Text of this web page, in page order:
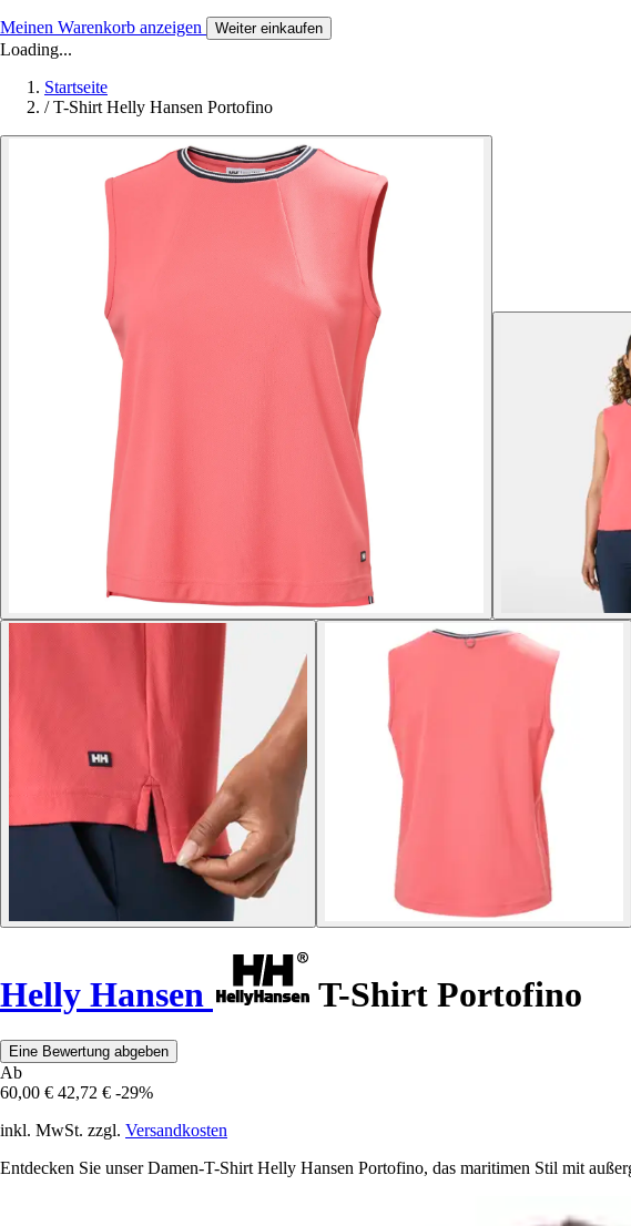
Meinen Warenkorb anzeigen Weiter einkaufen
Loading...
Startseite
/ T-Shirt Helly Hansen Portofino
Helly Hansen T-Shirt Portofino
Eine Bewertung abgeben
Ab
60,00 € 42,72 € -29%
inkl. MwSt. zzgl. Versandkosten
Entdecken Sie unser Damen-T-Shirt Helly Hansen Portofino, das maritimen Stil mit